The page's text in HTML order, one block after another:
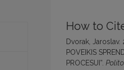
How to
Dvorak, Jaroslav.
POVEIKIS
PROCESUI”.